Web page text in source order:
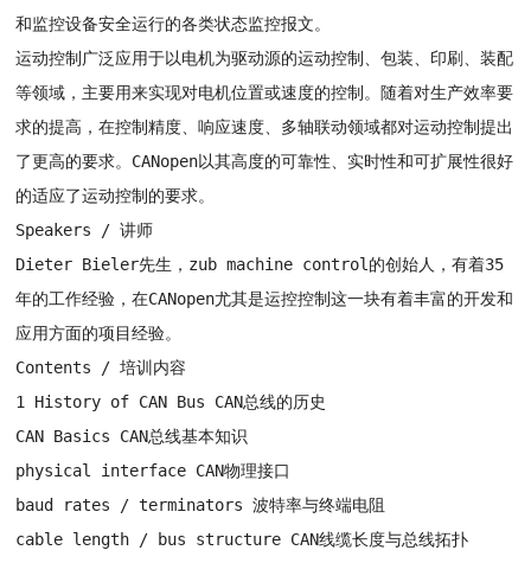
和监控设备安全运行的各类状态监控报文。
运动控制广泛应用于以电机为驱动源的运动控制、包装、印刷、装配
等领域，主要用来实现对电机位置或速度的控制。随着对生产效率要
求的提高，在控制精度、响应速度、多轴联动领域都对运动控制提出
了更高的要求。CANopen以其高度的可靠性、实时性和可扩展性很好
的适应了运动控制的要求。
Speakers / 讲师
Dieter Bieler先生，zub machine control的创始人，有着35
年的工作经验，在CANopen尤其是运控控制这一块有着丰富的开发和
应用方面的项目经验。
Contents / 培训内容
1 History of CAN Bus CAN总线的历史
CAN Basics CAN总线基本知识
physical interface CAN物理接口
baud rates / terminators 波特率与终端电阻
cable length / bus structure CAN线缆长度与总线拓扑